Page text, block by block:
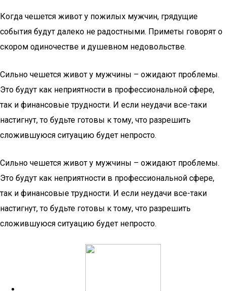
Когда чешется живот у пожилых мужчин, грядущие
события будут далеко не радостными. Приметы говорят о
скором одиночестве и душевном недовольстве.
Сильно чешется живот у мужчины – ожидают проблемы.
Это будут как неприятности в профессиональной сфере,
так и финансовые трудности. И если неудачи все-таки
настигнут, то будьте готовы к тому, что разрешить
сложившуюся ситуацию будет непросто.
Сильно чешется живот у мужчины – ожидают проблемы.
Это будут как неприятности в профессиональной сфере,
так и финансовые трудности. И если неудачи все-таки
настигнут, то будьте готовы к тому, что разрешить
сложившуюся ситуацию будет непросто.